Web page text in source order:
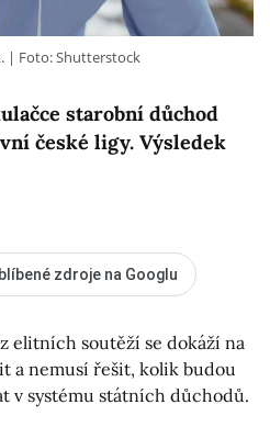
starobní důchod
české ligy. Výsledek
Foto: Shutterstock
zdroje na Googlu
elitních soutěží se dokáží na
a nemusí řešit, kolik budou
v systému státních důchodů.